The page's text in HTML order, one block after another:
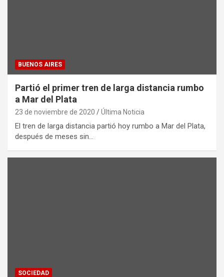
BUENOS AIRES
Partió el primer tren de larga distancia rumbo
a Mar del Plata
23 de noviembre de 2020 Última Noticia
El tren de larga distancia partió hoy rumbo a Mar del Plata,
después de meses sin…
SOCIEDAD